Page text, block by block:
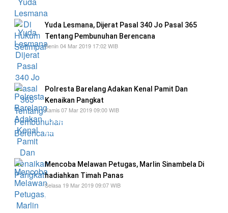
Yuda Lesmana, Dijerat Pasal 340 Jo Pasal 365
Tentang Pembunuhan Berencana
Senin 04 Mar 2019 17:02 WIB
Polresta Barelang Adakan Kenal Pamit Dan
Kenaikan Pangkat
Kamis 07 Mar 2019 09:00 WIB
"Disela kesibukan kita dalam pelayanan rutin
kepada Kemasyarakatan tentu saja kedepan
Mencoba Melawan Petugas, Marlin Sinambela Di
hadiahkan Timah Panas
Selasa 19 Mar 2019 09:07 WIB
meskipun pelaku sudah diberikan tembakan